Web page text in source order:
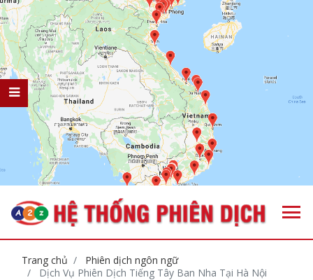
Trang chủ
Phiên dịch ngôn ngữ
Dịch Vụ Phiên Dịch Tiếng Tây Ban Nha Tại Hà Nội